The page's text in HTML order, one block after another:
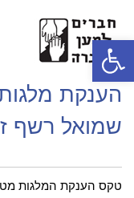
פתח סרגל נגישות
הענקת
שמואל רשף
טקס הענקת המלגות